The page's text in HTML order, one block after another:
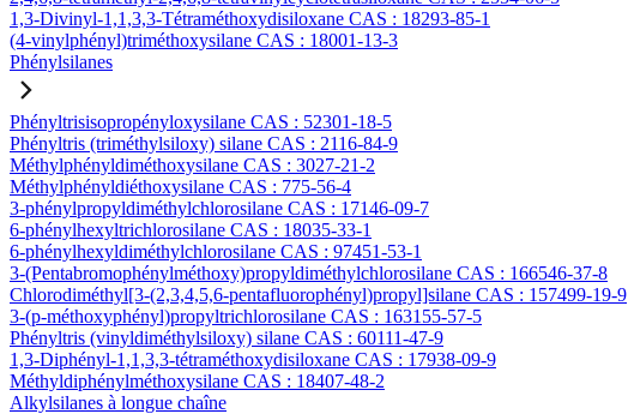
1,3-Divinyl-1,1,3,3-Tétraméthoxydisiloxane CAS : 18293-85-1
(4-vinylphényl)triméthoxysilane CAS : 18001-13-3
Phénylsilanes
Phényltrisisopropényloxysilane CAS : 52301-18-5
Phényltris (triméthylsiloxy) silane CAS : 2116-84-9
Méthylphényldiméthoxysilane CAS : 3027-21-2
Méthylphényldiéthoxysilane CAS : 775-56-4
3-phénylpropyldiméthylchlorosilane CAS : 17146-09-7
6-phénylhexyltrichlorosilane CAS : 18035-33-1
6-phénylhexyldiméthylchlorosilane CAS : 97451-53-1
3-(Pentabromophénylméthoxy)propyldiméthylchlorosilane CAS : 166546-37-8
Chlorodiméthyl[3-(2,3,4,5,6-pentafluorophényl)propyl]silane CAS : 157499-19-9
3-(p-méthoxyphényl)propyltrichlorosilane CAS : 163155-57-5
Phényltris (vinyldiméthylsiloxy) silane CAS : 60111-47-9
1,3-Diphényl-1,1,3,3-tétraméthoxydisiloxane CAS : 17938-09-9
Méthyldiphénylméthoxysilane CAS : 18407-48-2
Alkylsilanes à longue chaîne